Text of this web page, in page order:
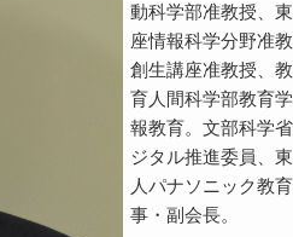
動科学部准教授、
座情報科学分野准
創生講座准教授、
育人間科学部教育
報教育。文部科学
ジタル推進委員、
人パナソニック教
事・副会長。